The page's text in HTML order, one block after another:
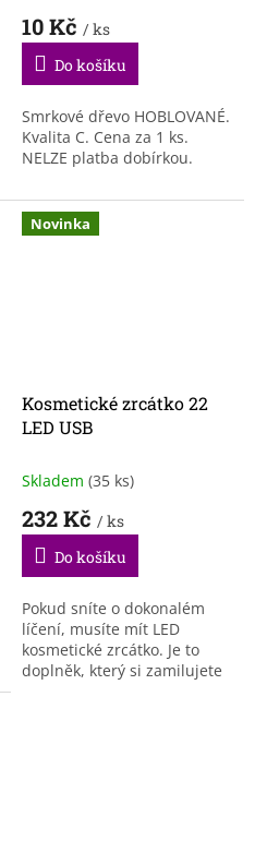
10 Kč / ks
Do košíku
Smrkové dřevo HOBLOVANÉ.
Kvalita C. Cena za 1 ks.
NELZE platba dobírkou.
Novinka
Kosmetické zrcátko 22
LED USB
Skladem (35 ks)
232 Kč / ks
Do košíku
Pokud sníte o dokonalém
líčení, musíte mít LED
kosmetické zrcátko. Je to
doplněk, který si zamilujete